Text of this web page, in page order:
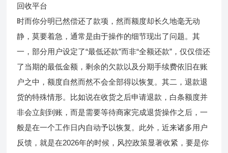
时而你分明已然偿还了款项，然而额度却长久地毫无动
静，莫要着急，通常是由于操作的细节现出了问题。其
一，部分用户设定了“最低还款”而非“全额还款”，仅仅偿还
了当期的最低金额，剩余的欠款以及分期手续费依旧在账
户之中，额度自然而然不会全部得以恢复。其二，退款退
货的特殊情形。比如说在收货之后申请退款，白条额度并
非会立刻到账，而是需要等待商家完成退货操作之后，一
般是在一个工作日内自动予以恢复。此外，近来诸多用户
反馈，就是在2026年的时候，风控政策显著收紧，要是你